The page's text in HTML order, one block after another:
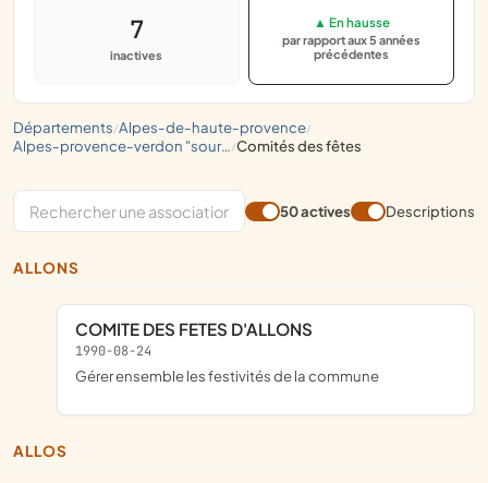
départements/ alpes-de-haute-provence/
alpes-provence-verdon "sources de lumière" / comités des fêtes
7
inactives
▲ En hausse
par rapport aux 5 années
précédentes
50 actives Descriptions
ALLONS
COMITE DES FETES D'ALLONS
1990-08-24
gérer ensemble les festivités de la commune
ALLOS